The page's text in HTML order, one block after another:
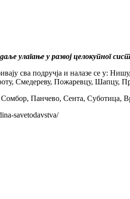
улагање у развој целокупног
сва подручја и налазе се у:
Смедереву, Пожаревцу, Шапцу,
Панчево, Сента, Суботица,
savetodavstva/